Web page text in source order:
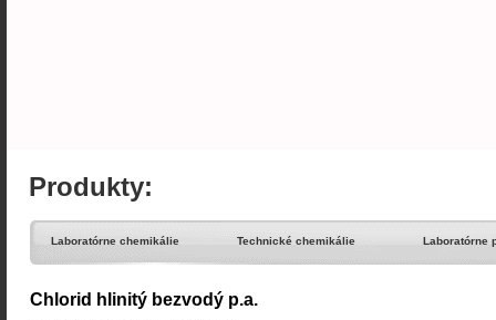
Produkty:
Laboratórne chemikálie Technické chemikálie Laboratórne
Chlorid hlinitý bezvodý p.a.